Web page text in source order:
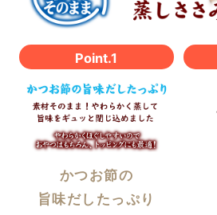
Point.1
かつお節の
旨味だしたっぷり